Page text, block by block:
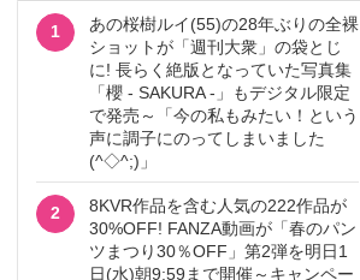
1
あの桜樹ルイ(55)の28年ぶりの全裸
ショットが「週刊大衆」の袋とじ
に! 長らく絶版となっていた写真集
「櫻 - SAKURA -」もデジタル限定
で発売～「今の私もみたい！という
声に調子にのってしまいました
(^◇^;)」
2
8KVR作品を含む人気の222作品が
30%OFF! FANZA動画が「春のパン
ツまつり30％OFF」第2弾を明日1
日(水)朝9:59まで開催～キャンペー